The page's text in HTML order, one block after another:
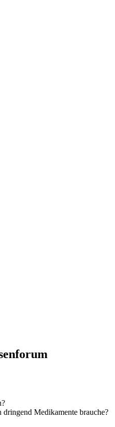
Medikamente brauche?